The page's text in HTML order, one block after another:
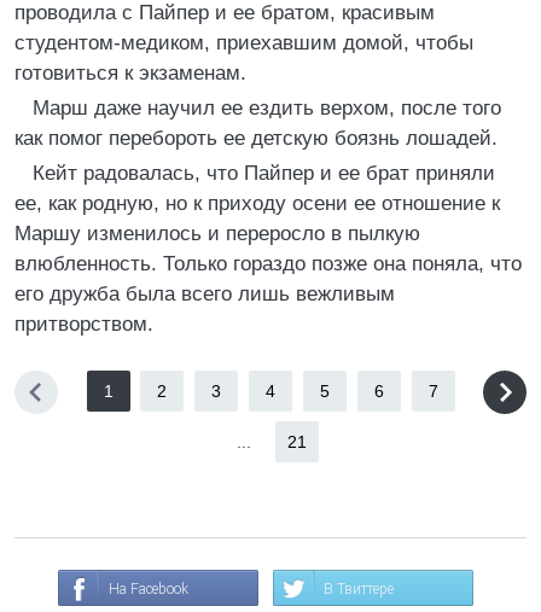
проводила с Пайпер и ее братом, красивым
студентом-медиком, приехавшим домой, чтобы
готовиться к экзаменам.
Марш даже научил ее ездить верхом, после того
как помог перебороть ее детскую боязнь лошадей.
Кейт радовалась, что Пайпер и ее брат приняли
ее, как родную, но к приходу осени ее отношение к
Маршу изменилось и переросло в пылкую
влюбленность. Только гораздо позже она поняла, что
его дружба была всего лишь вежливым
притворством.
1 2 3 4 5 6 7
21
На Facebook В Твиттере